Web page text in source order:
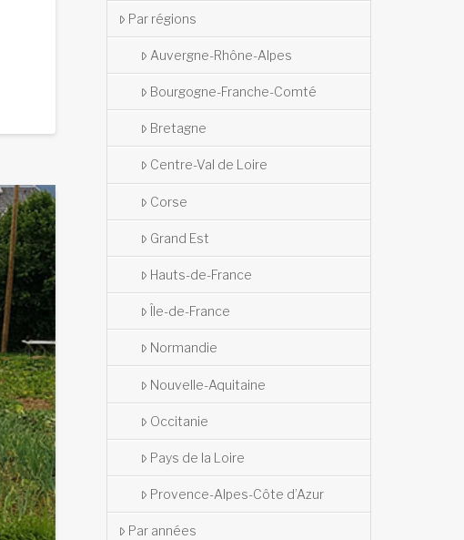
Par régions
Auvergne-Rhône-Alpes
Bourgogne-Franche-Comté
Bretagne
Centre-Val de Loire
Corse
Grand Est
Hauts-de-France
Île-de-France
Normandie
Nouvelle-Aquitaine
Occitanie
Pays de la Loire
Provence-Alpes-Côte d’Azur
Par années